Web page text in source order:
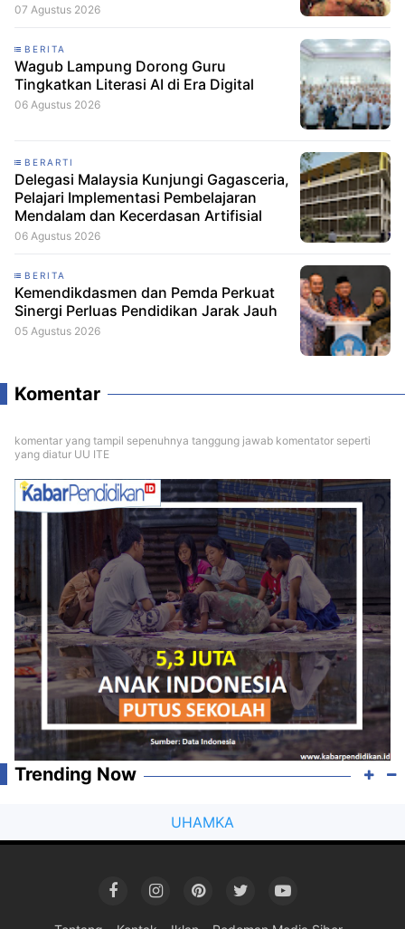
07 Agustus 2026
BERITA
Wagub Lampung Dorong Guru
Tingkatkan Literasi AI di Era Digital
06 Agustus 2026
BERARTI
Delegasi Malaysia Kunjungi Gagasceria,
Pelajari Implementasi Pembelajaran
Mendalam dan Kecerdasan Artifisial
06 Agustus 2026
BERITA
Kemendikdasmen dan Pemda Perkuat
Sinergi Perluas Pendidikan Jarak Jauh
05 Agustus 2026
Komentar
komentar yang tampil sepenuhnya tanggung jawab komentator seperti
yang diatur UU ITE
Trending Now
UHAMKA